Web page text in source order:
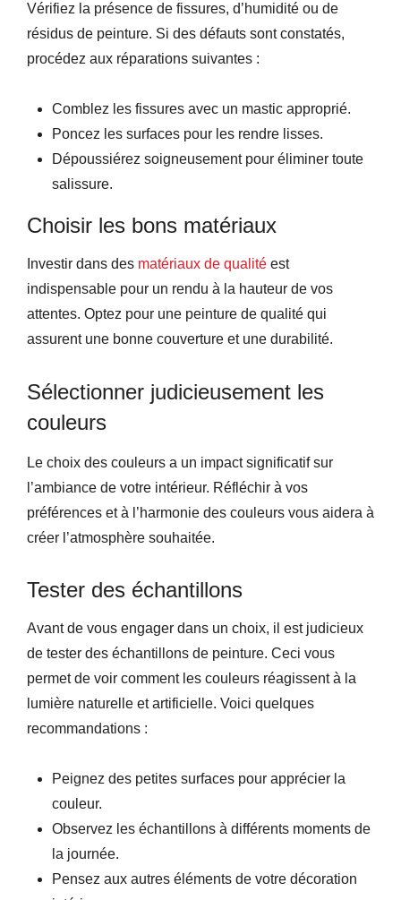
Vérifiez la présence de fissures, d’humidité ou de
résidus de peinture. Si des défauts sont constatés,
procédez aux réparations suivantes :
Comblez les fissures avec un mastic approprié.
Poncez les surfaces pour les rendre lisses.
Dépoussiérez soigneusement pour éliminer toute
salissure.
Choisir les bons matériaux
Investir dans des matériaux de qualité est
indispensable pour un rendu à la hauteur de vos
attentes. Optez pour une peinture de qualité qui
assurent une bonne couverture et une durabilité.
Sélectionner judicieusement les
couleurs
Le choix des couleurs a un impact significatif sur
l’ambiance de votre intérieur. Réfléchir à vos
préférences et à l’harmonie des couleurs vous aidera à
créer l’atmosphère souhaitée.
Tester des échantillons
Avant de vous engager dans un choix, il est judicieux
de tester des échantillons de peinture. Ceci vous
permet de voir comment les couleurs réagissent à la
lumière naturelle et artificielle. Voici quelques
recommandations :
Peignez des petites surfaces pour apprécier la
couleur.
Observez les échantillons à différents moments de
la journée.
Pensez aux autres éléments de votre décoration